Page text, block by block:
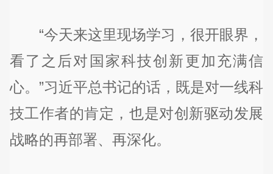
“今天来这里现场学习，很开眼界，
看了之后对国家科技创新更加充满信
心。”习近平总书记的话，既是对一线科
技工作者的肯定，也是对创新驱动发展
战略的再部署、再深化。